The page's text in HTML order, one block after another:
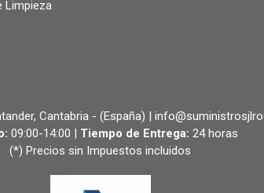
Limpieza
Cantabria - (España) |
09:00-14:00 | Tiempo de Entrega: 24 horas
(*) Precios sin Impuestos incluidos